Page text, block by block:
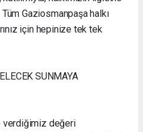
Gaziosmanpaşa halkı
için hepinize tek tek
SUNMAYA
verdiğimiz değeri